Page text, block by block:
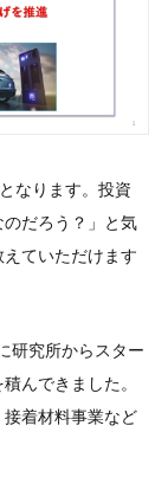
なります。投資
だろう？」と気
ていただけます
研究所からスター
んできました。
着材料事業など